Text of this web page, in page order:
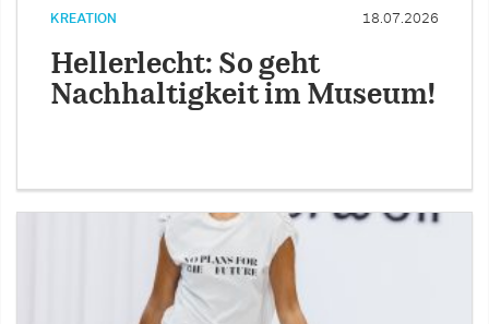
KREATION 18.07.2026
Hellerlecht: So geht
Nachhaltigkeit im Museum!